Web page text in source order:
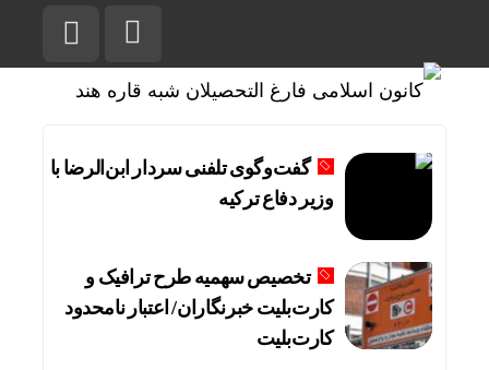
گفت‌وگوی تلفنی سردار ابن‌الرضا با
وزیر دفاع ترکیه
تخصیص سهمیه طرح ترافیک و
کارت‌بلیت خبرنگاران/ اعتبار نامحدود
کارت‌بلیت